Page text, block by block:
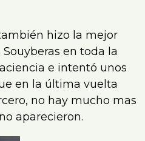
hizo la mejor
en toda la
e intentó unos
en la última vuelta
no hay mucho mas
aparecieron.